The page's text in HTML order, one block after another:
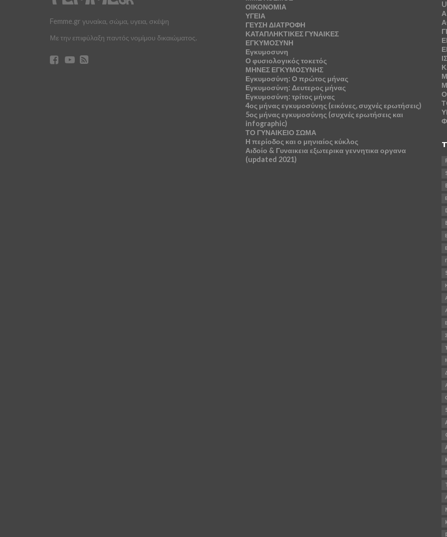
Femme.gr γυναίκα, σώμα, υγεια, σκέψη
Με την επιφύλαξη παντός νομίμου δικαιώματος.
ΟΙΚΟΝΟΜΙΑ
ΥΓΕΙΑ
ΓΕΥΣΗ ΔΙΑΤΡΟΦΗ
ΚΑΤΑΠΛΗΚΤΙΚΕΣ ΓΥΝΑΙΚΕΣ
ΕΓΚΥΜΟΣΥΝΗ
Εγκυμοσυνη
Ο φυσιολογικός τοκετός
ΜΗΝΕΣ ΕΓΚΥΜΟΣΥΝΗΣ
Εγκυμοσύνη: Ο πρώτος μήνας
Εγκυμοσύνη: Δευτερος μήνας
Εγκυμοσύνη: τρίτος μήνας
4ος μήνας εγκυμοσύνης (εικόνες, συχνές ερωτήσεις)
5ος μήνας εγκυμοσύνης (συχνές ερωτήσεις και
infographic)
ΤΟ ΓΥΝΑΙΚΕΙΟ ΣΩΜΑ
Η περίοδος και ο μηνιαίος κύκλος
Αιδοίο & Γυναικεια εξωτερικα γεννητικα οργανα
(updated 2021)